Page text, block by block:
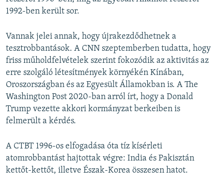
1992-ben került sor.
Vannak jelei annak, hogy újrakezdődhetnek a
tesztrobbantások. A CNN szeptemberben tudatta, hogy
friss műholdfelvételek szerint fokozódik az aktivitás az
erre szolgáló létesítmények környékén Kínában,
Oroszországban és az Egyesült Államokban is. A The
Washington Post 2020-ban arról írt, hogy a Donald
Trump vezette akkori kormányzat berkeiben is
felmerült a kérdés.
A CTBT 1996-os elfogadása óta tíz kísérleti
atomrobbantást hajtottak végre: India és Pakisztán
kettőt-kettőt, illetve Észak-Korea összesen hatot.